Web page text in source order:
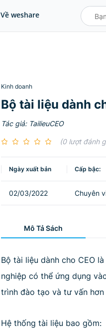
Về weshare
Kinh doanh
Bộ tài liệu dành
Tác giả: TailieuCEO
(0 lượt đánh
Ngày xuất bản Cấp bậc:
02/03/2022 Chuyên
Mô Tả Sách
Bộ tài liệu dành cho CEO
nghiệp có thể ứng dụng
trình đào tạo và tư vấn
Hệ thống tài liệu bao gồm: